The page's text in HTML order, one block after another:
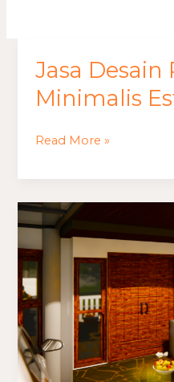
Jasa
Minimalis
Jasa
Desain
Ruang
Read More »
Jasa
Desain
Ruang
Tamu
Minimalis
di
Teras